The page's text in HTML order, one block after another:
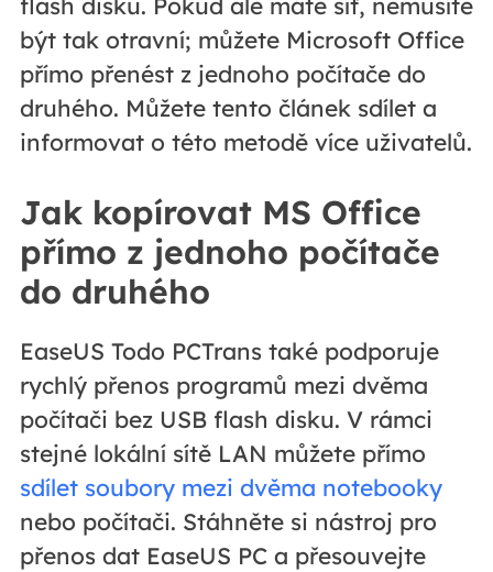
flash disku. Pokud ale máte síť, nemusíte
být tak otravní; můžete Microsoft Office
přímo přenést z jednoho počítače do
druhého. Můžete tento článek sdílet a
informovat o této metodě více uživatelů.
Jak kopírovat MS Office
přímo z jednoho počítače
do druhého
EaseUS Todo PCTrans také podporuje
rychlý přenos programů mezi dvěma
počítači bez USB flash disku. V rámci
stejné lokální sítě LAN můžete přímo
sdílet soubory mezi dvěma notebooky
nebo počítači. Stáhněte si nástroj pro
přenos dat EaseUS PC a přesouvejte